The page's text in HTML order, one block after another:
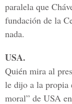
paralela que
fundación de la
nada.
USA.
Quién mira al
le dijo a la propia
moral” de USA